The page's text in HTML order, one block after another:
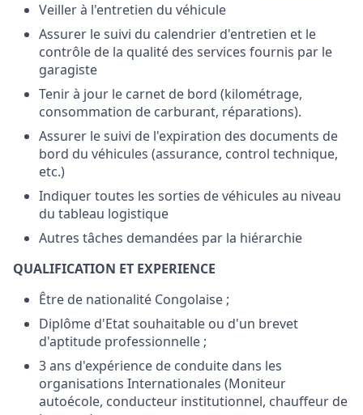
Veiller à l'entretien du véhicule
Assurer le suivi du calendrier d'entretien et le
contrôle de la qualité des services fournis par le
garagiste
Tenir à jour le carnet de bord (kilométrage,
consommation de carburant, réparations).
Assurer le suivi de l'expiration des documents de
bord du véhicules (assurance, control technique,
etc.)
Indiquer toutes les sorties de véhicules au niveau
du tableau logistique
Autres tâches demandées par la hiérarchie
QUALIFICATION ET EXPERIENCE
Être de nationalité Congolaise ;
Diplôme d'Etat souhaitable ou d'un brevet
d'aptitude professionnelle ;
3 ans d'expérience de conduite dans les
organisations Internationales (Moniteur
autoécole, conducteur institutionnel, chauffeur de